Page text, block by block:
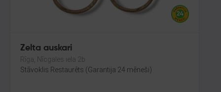
Zelta auskari
Rīga, Nīcgales iela 2b
Stāvoklis Restaurēts (Garantija 24 mēneši)